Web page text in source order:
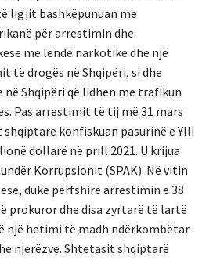
ligjit bashkëpunuan me
për arrestimin dhe
me lëndë narkotike dhe një
të drogës në Shqipëri, si dhe
Shqipëri që lidhen me trafikun
Pas arrestimit të tij më 31 mars
shqiptare konfiskuan pasurinë e Ylli
dollarë në prill 2021. U krijua
Korrupsionit (SPAK). Në vitin
duke përfshirë arrestimin e 38
prokuror dhe disa zyrtarë të lartë
një hetimi të madh ndërkombëtar
njerëzve. Shtetasit shqiptarë